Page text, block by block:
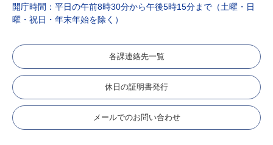
開庁時間：平日の午前8時30分から午後5時15分まで（土曜・日
曜・祝日・年末年始を除く）
各課連絡先一覧
休日の証明書発行
メールでのお問い合わせ